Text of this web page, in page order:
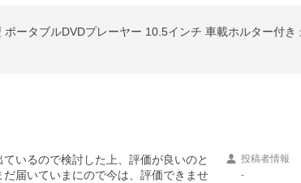
いるので検討した上、評価が良いのと
届いていまにので今は、評価できませ
投稿者情報
-